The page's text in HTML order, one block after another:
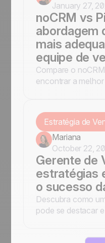
January 27,
noCRM vs
abordagem
mais
equipe de
Compare o
encontrar a
cada plataforma
bemEstratégia de
Mariana
October 22,
Gerente de
estratégias
o sucesso
Descubra como
pode se destacar